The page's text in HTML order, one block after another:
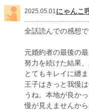
2025.05.01にゃんこ
全話読んでの感想
元婚約者の最後の
努力を続けた結果
とてもキレイに纏
王子はきっと我慢
うね。本地が良か
慢が見えませんか